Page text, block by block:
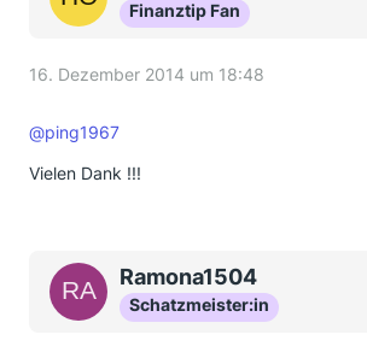
Finanztip Fan
16. Dezember 2014 um 18:48
@ping1967
Vielen Dank !!!
Ramona1504
Schatzmeister:in